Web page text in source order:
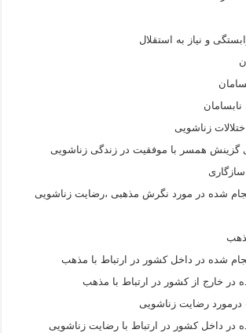
و نیاز به استقلال
زناشویی
گزینش همسر با موفقیت در زندگی زناشویی
شده در مورد نگرش مذهبی ،رضایت زناشویی
شده در داخل کشور در ارتباط با مذهب
در خارج از کشور در ارتباط با مذهب
درمورد رضایت زناشویی
در داخل کشور در ارتباط با رضایت زناشویی